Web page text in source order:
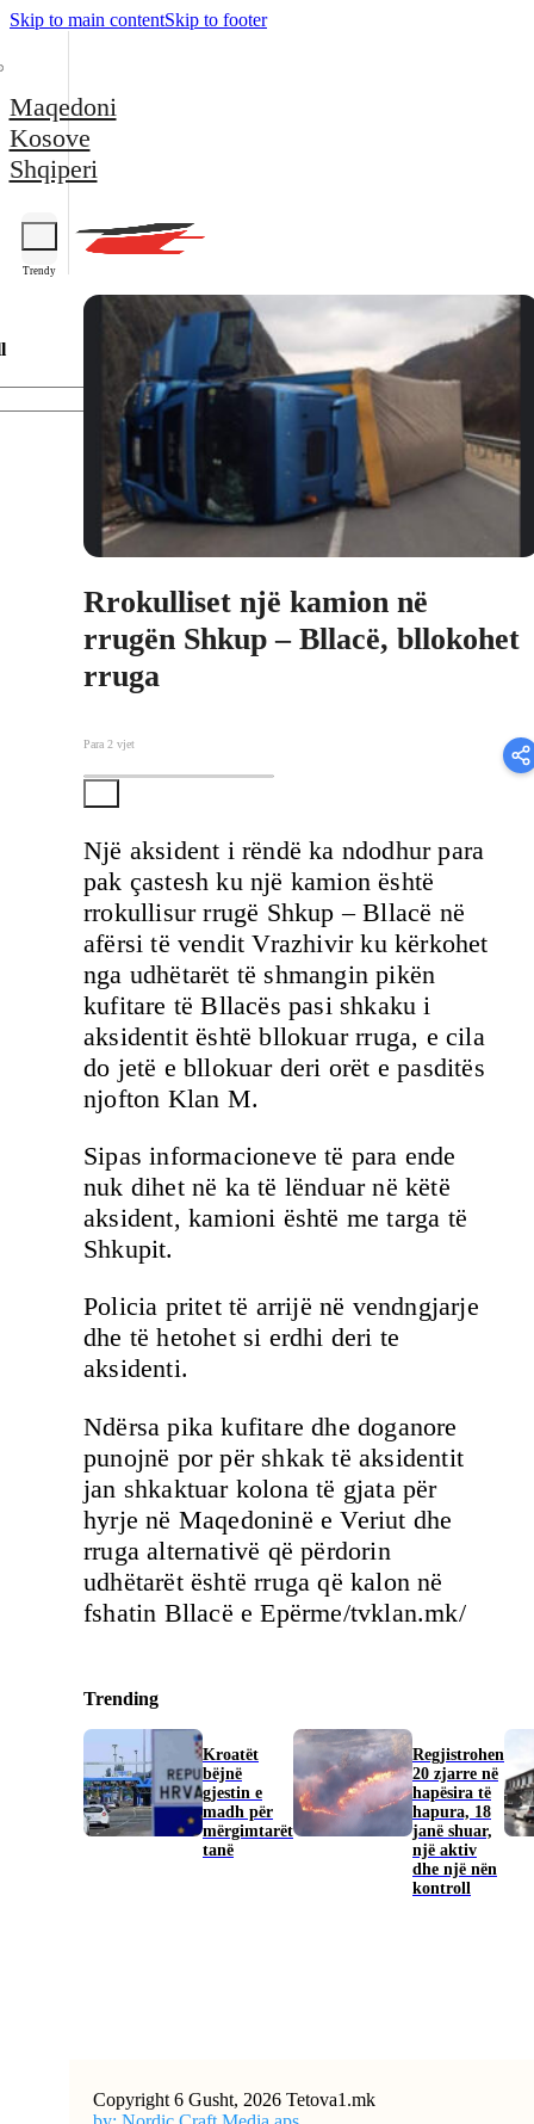
Skip to main contentSkip to footer
Maqedoni
Kosove
Shqiperi
Trendy
Rrokulliset një kamion në
rrugën Shkup – Bllacë, bllokohet
rruga
Para 2 vjet
Një aksident i rëndë ka ndodhur para
pak çastesh ku një kamion është
rrokullisur rrugë Shkup – Bllacë në
afërsi të vendit Vrazhivir ku kërkohet
nga udhëtarët të shmangin pikën
kufitare të Bllacës pasi shkaku i
aksidentit është bllokuar rruga, e cila
do jetë e bllokuar deri orët e pasditës
njofton Klan M.
Sipas informacioneve të para ende
nuk dihet në ka të lënduar në këtë
aksident, kamioni është me targa të
Shkupit.
Policia pritet të arrijë në vendngjarje
dhe të hetohet si erdhi deri te
aksidenti.
Ndërsa pika kufitare dhe doganore
punojnë por për shkak të aksidentit
jan shkaktuar kolona të gjata për
hyrje në Maqedoninë e Veriut dhe
rruga alternativë që përdorin
udhëtarët është rruga që kalon në
fshatin Bllacë e Epërme/tvklan.mk/
Trending
Kroatët
bëjnë
gjestin e
madh për
mërgimtarët
tanë
Regjistrohen
20 zjarre në
hapësira të
hapura, 18
janë shuar,
një aktiv
dhe një nën
kontroll
Copyright 6 Gusht, 2026 Tetova1.mk